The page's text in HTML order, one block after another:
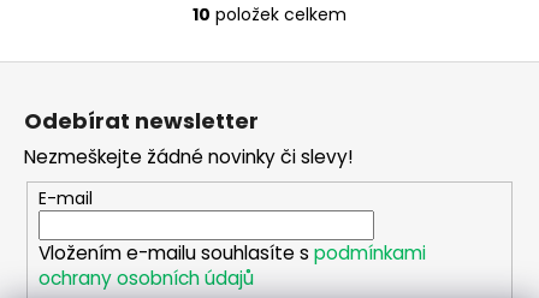
O
a
c
í
p
r
v
10 položek celkem
Z
Odebírat newsletter
Nezmeškejte žádné novinky či slevy!
E-mail
Vložením e-mailu souhlasíte s podmínkami
ochrany osobních údajů